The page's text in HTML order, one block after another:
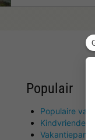
Populair
Populaire